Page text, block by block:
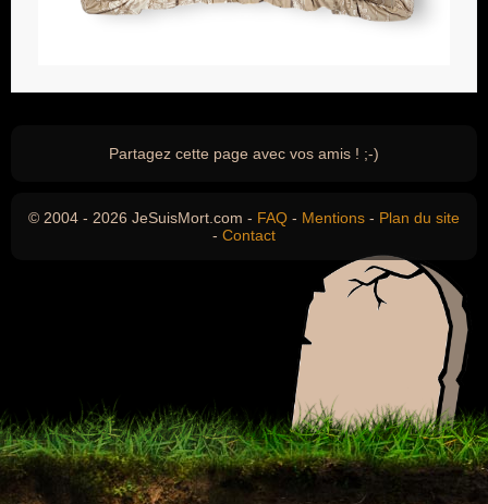
Partagez cette page avec vos amis ! ;-)
© 2004 - 2026 JeSuisMort.com - FAQ - Mentions - Plan du site
- Contact